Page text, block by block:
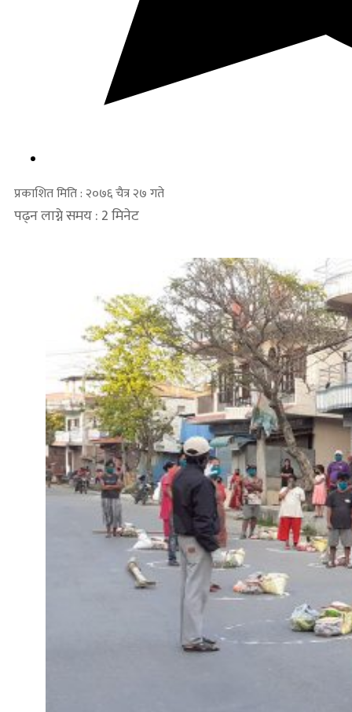
प्रकाशित मिति : २०७६ चैत्र २७ गते
पढ्न लाग्ने समय : 2 मिनेट